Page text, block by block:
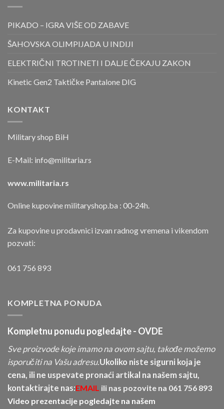
PIKADO – IGRA VIŠE OD ZABAVE
ŠAHOVSKA OLIMPIJADA U INDIJI
ELEKTRIČNI TROTINETI I DALJE ČEKAJU ZAKON
Kinetic Gen2 Taktičke Pantalone DIG
KONTAKT
Military shop BiH
E-Mail: info@militaria.rs
www.militaria.rs
Online kupovine militaryshop.ba : 00-24h.
Za kupovine u prodavnici izvan radnog vremena i vikendom
pozvati:
061 756 893
KOMPLETNA PONUDA
Kompletnu ponudu pogledajte - OVDE
Sve proizvode koje imamo na ovom sajtu, takođe možemo
isporučiti na Vašu adresu.Ukoliko niste sigurni koja je
cena, ili ne uspevate pronaći artikal na našem sajtu,
kontaktirajte nas:EMAIL ili nas pozovite na 061 756 893
Video prezentacije pogledajte na našem